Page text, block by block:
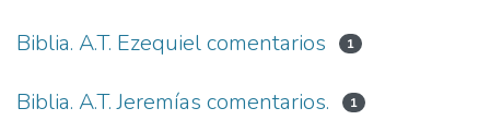
Biblia. A.T. Ezequiel comentarios 1
Biblia. A.T. Jeremías comentarios. 1